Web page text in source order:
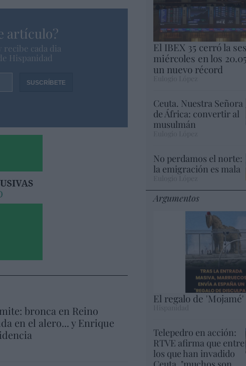
artículo?
cada dia
Hispanidad
bronca en Reino
en el alero... y Enrique
El IBEX 35 cerró la
miércoles en los
un nuevo récord
Ceuta. Nuestra Señora
de África: convertir al
musulmán
No perdamos el norte:
la emigración es mala
Argumentos
El regalo de 'Mojamé'
Telepedro en acción:
RTVE afirma que entre
los que han invadido